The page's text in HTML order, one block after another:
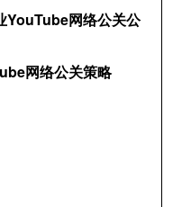
YouTube网络公关公
网络公关策略